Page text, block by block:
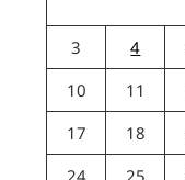
3
4
10
11
17
18
24
25